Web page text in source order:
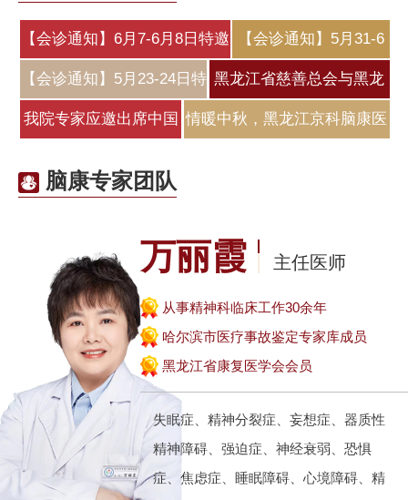
【会诊通知】6月7-6月8日特邀
北
【会诊通知】5月31-6
月2日特邀北
【会诊通知】5月23-24日特
邀原北
黑龙江省慈善总会与黑龙
江京科脑
我院专家应邀出席中国 情暖中秋，黑龙江京科脑康医
脑康专家团队
万丽霞 主任医师
从事精神科临床工作30余年
哈尔滨市医疗事故鉴定专家库成员
黑龙江省康复医学会会员
失眠症、精神分裂症、妄想症、器质性
精神障碍、强迫症、神经衰弱、恐惧
症、焦虑症、睡眠障碍、心境障碍、精